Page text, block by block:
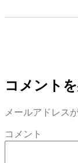
コメント
メールアドレス
コメント